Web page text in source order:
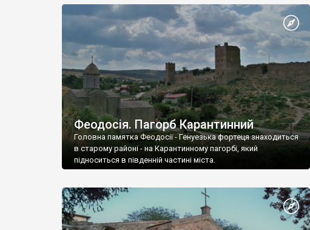
Феодосія. Пагорб Карантинний
Головна памятка Феодосії - Генуезька фортеця знаходиться
в старому районі - на Карантинному пагорбі, який
підноситься в південній частині міста.